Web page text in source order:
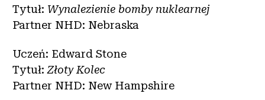
Tytuł: Wynalezienie bomby nuklearnej
Partner NHD: Nebraska
Uczeń: Edward Stone
Tytuł:Złoty Kolec
Partner NHD: New Hampshire